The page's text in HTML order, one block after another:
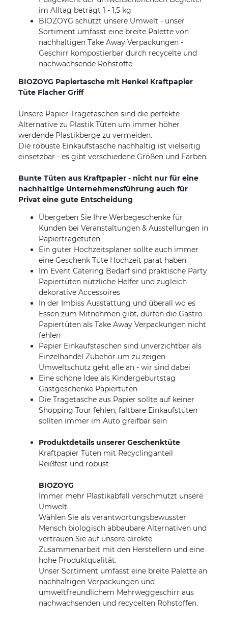
im Alltag beträgt 1 - 1,5 kg
BIOZOYG schützt unsere Umwelt - unser
Sortiment umfasst eine breite Palette von
nachhaltigen Take Away Verpackungen -
Geschirr kompostierbar durch recycelte und
nachwachsende Rohstoffe
BIOZOYG Papiertasche mit Henkel Kraftpapier
Tüte Flacher Griff
Unsere Papier Tragetaschen sind die perfekte
Alternative zu Plastik Tüten um immer höher
werdende Plastikberge zu vermeiden.
Die robuste Einkaufstasche nachhaltig ist vielseitig
einsetzbar - es gibt verschiedene Größen und Farben.
Bunte Tüten aus Kraftpapier - nicht nur für eine
nachhaltige Unternehmensführung auch für
Privat eine gute Entscheidung
Übergeben Sie Ihre Werbegeschenke für
Kunden bei Veranstaltungen & Ausstellungen in
Papiertragetüten
Ein guter Hochzeitsplaner sollte auch immer
eine Geschenk Tüte Hochzeit parat haben
Im Event Catering Bedarf sind praktische Party
Papiertüten nützliche Helfer und zugleich
dekorative Accessoires
In der Imbiss Ausstattung und überall wo es
Essen zum Mitnehmen gibt, dürfen die Gastro
Papiertüten als Take Away Verpackungen nicht
fehlen
Papier Einkaufstaschen sind unverzichtbar als
Einzelhandel Zubehör um zu zeigen
Umweltschutz geht alle an - wir sind dabei
Eine schöne Idee als Kindergeburtstag
Gastgeschenke Papiertüten
Die Tragetasche aus Papier sollte auf keiner
Shopping Tour fehlen, faltbare Einkaufstüten
sollten immer im Auto greifbar sein
Produktdetails unserer Geschenktüte
Kraftpapier Tüten mit Recyclinganteil
Reißfest und robust
BIOZOYG
Immer mehr Plastikabfall verschmutzt unsere
Umwelt.
Wählen Sie als verantwortungsbewusster
Mensch biologisch abbaubare Alternativen und
vertrauen Sie auf unsere direkte
Zusammenarbeit mit den Herstellern und eine
hohe Produktqualität.
Unser Sortiment umfasst eine breite Palette an
nachhaltigen Verpackungen und
umweltfreundlichem Mehrweggeschirr aus
nachwachsenden und recycelten Rohstoffen.